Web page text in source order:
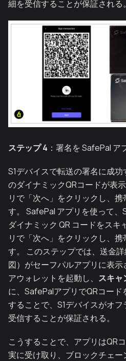
細を受信することが保証される。
ステップ 4 ：署名を SafePal ア
S1デバイスで転送の署名に成
のダイナミックQRコードが表
リで「次へ」をクリックし、
す。 SafePal アプリを使って、
ダイナミック QR コードをス
リで「次へ」をクリックし、
す。 このステップでは、送金
図）がセーフパルアプリに表示
アウォレットを起動し、 スキャ
に、SafePalアプリでQRコード
することで、S1デバイスがオ
受信することが保証される。
こうすることで、アプリはQR
実に受け取り、ブロックチェー